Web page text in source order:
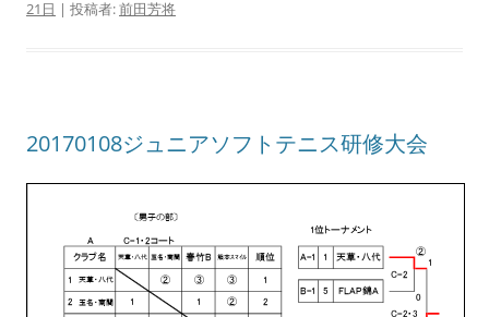
21日 | 投稿者:前田芳将
20170108ジュニアソフトテニス研修大会